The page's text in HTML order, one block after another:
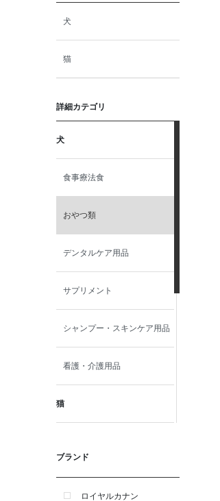
犬
猫
詳細カテゴリ
犬
食事療法食
おやつ類
デンタルケア用品
サプリメント
シャンプー・スキンケア用品
看護・介護用品
猫
おやつ類
ブランド
ロイヤルカナン